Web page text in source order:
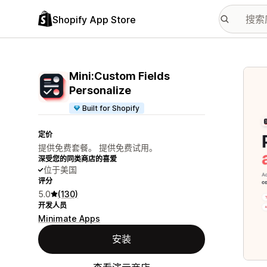
Shopify App Store
Mini:Custom Fields
Personalize
Built for Shopify
定价
提供免费套餐。 提供免费试用。
深受您的同类商店的喜爱
位于美国
评分
5.0 (130)
开发人员
Minimate Apps
安装
配图